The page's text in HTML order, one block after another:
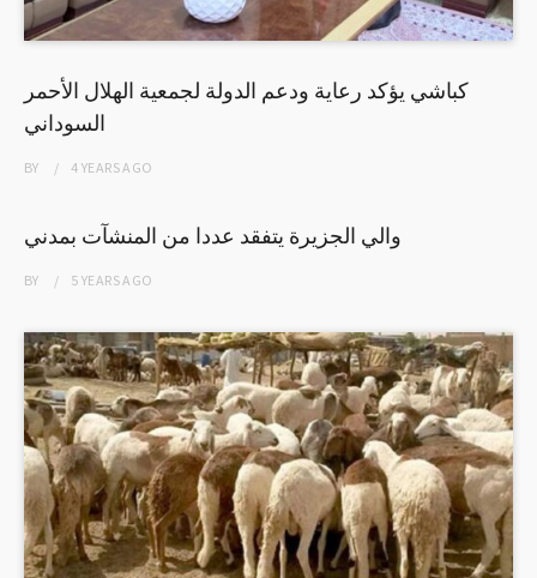
كباشي يؤكد رعاية ودعم الدولة لجمعية الهلال الأحمر
السوداني
BY 4 YEARSAGO
والي الجزيرة يتفقد عددا من المنشآت بمدني
BY 5 YEARSAGO